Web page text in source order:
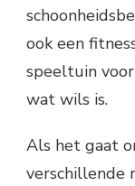
ook een
speeltuin
wat wils is.
Als het gaat
verschillende